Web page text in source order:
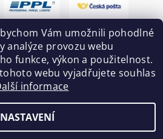
Vytvořil Shoptet
Vám umožnili pohodlné
analýze provozu webu
funkce, výkon a použitelnost.
webu vyjadřujete souhlas
informace
NASTAVENÍ